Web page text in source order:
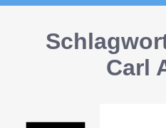
Carl